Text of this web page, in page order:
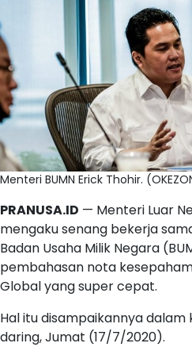
Menteri BUMN Erick Thohir.
PRANUSA.ID — Menteri Luar
mengaku senang bekerja
Badan Usaha Milik Negara
pembahasan nota
Global yang super cepat.
Hal itu disampaikannya
daring, Jumat (17/7/2020).